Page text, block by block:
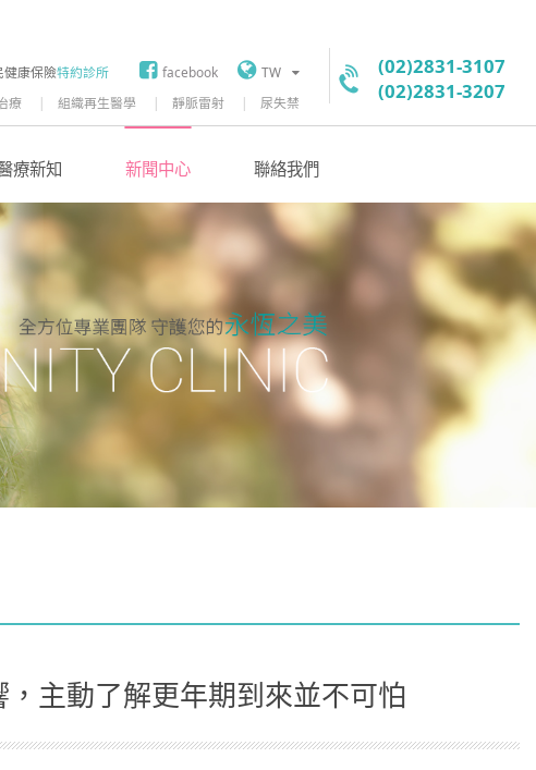
TW
facebook
健康保險特約診所
療 組織再生醫學 靜脈雷射 尿失禁
(02)2831-3107
(02)2831-3207
療新知 新聞中心 聯絡我們
主動了解更年期到來並不可怕